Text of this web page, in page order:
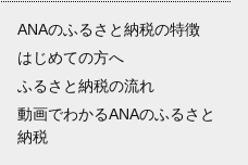
ANAのふるさと納税の特徴
はじめての方へ
ふるさと納税の流れ
動画でわかるANAのふるさと
納税